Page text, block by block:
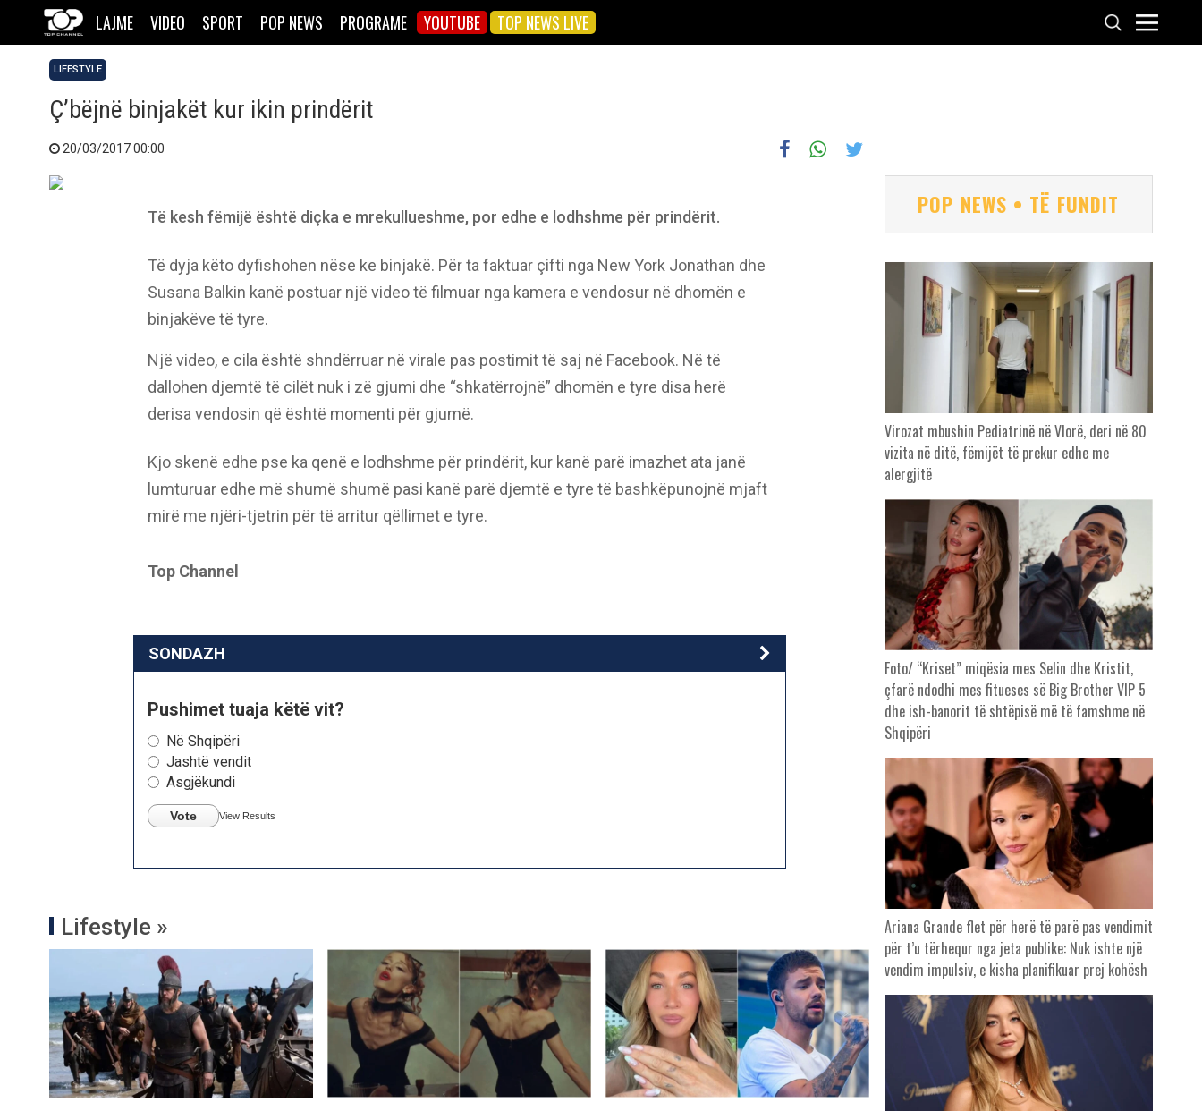
LAJME VIDEO SPORT POP NEWS PROGRAME YOUTUBE TOP NEWS LIVE
LIFESTYLE
Ç’bëjnë binjakët kur ikin prindërit
20/03/2017 00:00
Të kesh fëmijë është diçka e mrekullueshme, por edhe e lodhshme për prindërit.
Të dyja këto dyfishohen nëse ke binjakë. Për ta faktuar çifti nga New York Jonathan dhe
Susana Balkin kanë postuar një video të filmuar nga kamera e vendosur në dhomën e
binjakëve të tyre.
Një video, e cila është shndërruar në virale pas postimit të saj në Facebook. Në të
dallohen djemtë të cilët nuk i zë gjumi dhe “shkatërrojnë” dhomën e tyre disa herë
derisa vendosin që është momenti për gjumë.
Kjo skenë edhe pse ka qenë e lodhshme për prindërit, kur kanë parë imazhet ata janë
lumturuar edhe më shumë shumë pasi kanë parë djemtë e tyre të bashkëpunojnë mjaft
mirë me njëri-tjetrin për të arritur qëllimet e tyre.
Top Channel
SONDAZH
Pushimet tuaja këtë vit?
Në Shqipëri
Jashtë vendit
Asgjëkundi
Vote View Results
Lifestyle »
POP NEWS • TË FUNDIT
Virozat mbushin Pediatrinë në Vlorë, deri në 80
vizita në ditë, fëmijët të prekur edhe me
alergjitë
Foto/ “Kriset” miqësia mes Selin dhe Kristit,
çfarë ndodhi mes fitueses së Big Brother VIP 5
dhe ish-banorit të shtëpisë më të famshme në
Shqipëri
Ariana Grande flet për herë të parë pas vendimit
për t’u tërhequr nga jeta publike: Nuk ishte një
vendim impulsiv, e kisha planifikuar prej kohësh